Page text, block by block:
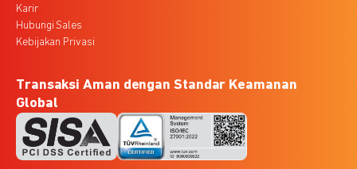
Karir
Hubungi Sales
Kebijakan Privasi
Transaksi Aman dengan Standar Keamanan
Global